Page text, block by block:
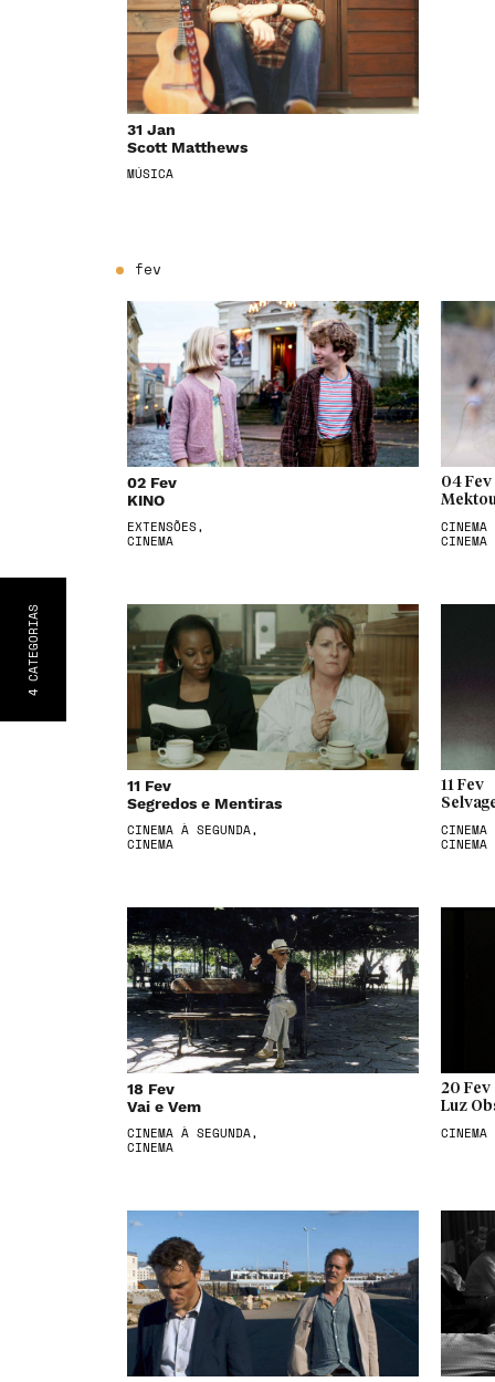
4
CATEGORIA
S
31 Jan
Scott Matthews
MÚSICA
fev
02 Fev
KINO
EXTENSÕES,
CINEMA
04 Fev
CINEMA
CINEMA
11 Fev
Segredos e Mentiras
CINEMA À SEGUNDA,
CINEMA
11 Fev
CINEMA
CINEMA
18 Fev
Vai e Vem
CINEMA À SEGUNDA,
CINEMA
20 Fev
Luz
CINEMA